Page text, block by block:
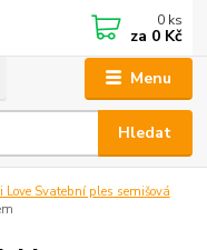
Menu
Hledat
0 ks
za 0 Kč
Love Svatební ples semišová